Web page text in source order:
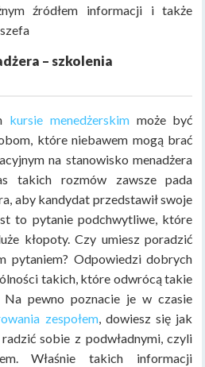
źródłem informacji i także
– szkolenia
kursie menedżerskimmoże być
które niebawem mogą brać
na stanowisko menadżera
takich rozmów zawsze pada
aby kandydat przedstawił swoje
to pytanie podchwytliwe, które
kłopoty. Czy umiesz poradzić
pytaniem? Odpowiedzi dobrych
takich, które odwrócą takie
pewno poznacie je w czasie
zespołem, dowiesz się jak
sobie z podwładnymi, czyli
Właśnie takich informacji